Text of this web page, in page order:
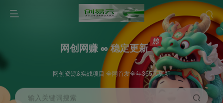
网创网赚 ∞ 稳定更新
网创资源&实战项目 全网首发全年365天更新
输入关键词搜索